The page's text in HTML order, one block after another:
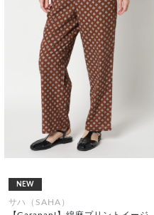
NEW
サハ（SAHA）